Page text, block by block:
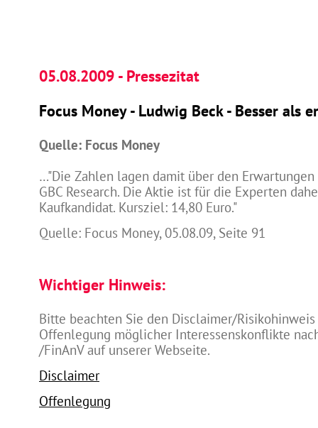
05.08.2009 - Pressezitat
Focus Money - Ludwig Beck - Besser als
Quelle: Focus Money
…"Die Zahlen lagen damit über den
GBC Research. Die Aktie ist für die Experten
Kaufkandidat. Kursziel: 14,80 Euro."
Quelle: Focus Money, 05.08.09, Seite 91
Wichtiger Hinweis:
Bitte beachten Sie den Disclaimer/
Offenlegung möglicher Interessenskonflikte
/FinAnV auf unserer Webseite.
Disclaimer
Offenlegung